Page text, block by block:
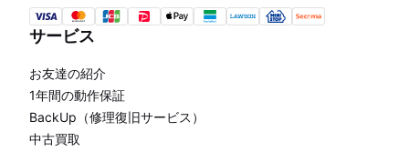
サービス
お友達の紹介
1年間の動作保証
BackUp（修理復旧サービス）
中古買取